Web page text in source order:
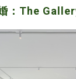
：The